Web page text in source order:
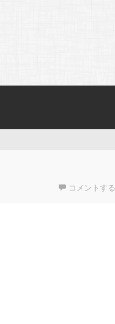
コメントする